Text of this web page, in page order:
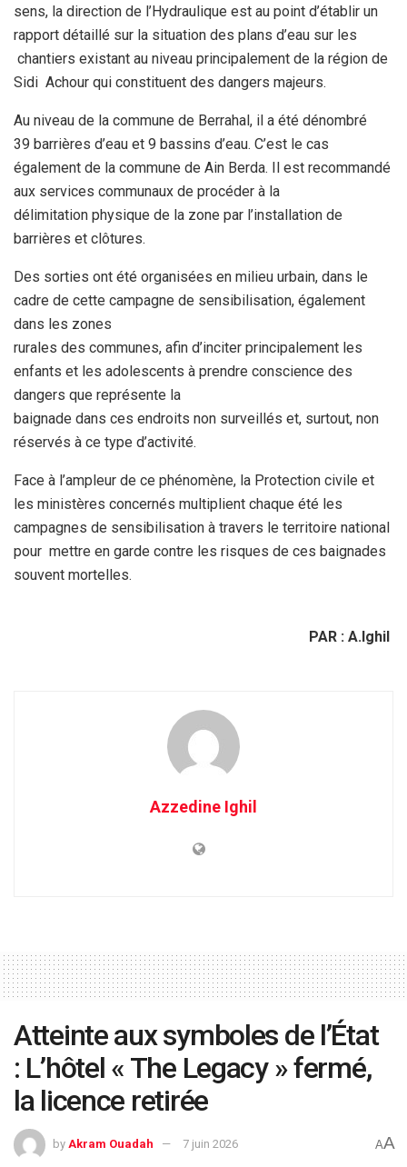
sens, la direction de l’Hydraulique est au point d’établir un
rapport détaillé sur la situation des plans d’eau sur les
chantiers existant au niveau principalement de la région de
Sidi Achour qui constituent des dangers majeurs.
Au niveau de la commune de Berrahal, il a été dénombré
39 barrières d’eau et 9 bassins d’eau. C’est le cas
également de la commune de Ain Berda. Il est recommandé
aux services communaux de procéder à la
délimitation physique de la zone par l’installation de
barrières et clôtures.
Des sorties ont été organisées en milieu urbain, dans le
cadre de cette campagne de sensibilisation, également
dans les zones
rurales des communes, afin d’inciter principalement les
enfants et les adolescents à prendre conscience des
dangers que représente la
baignade dans ces endroits non surveillés et, surtout, non
réservés à ce type d’activité.
Face à l’ampleur de ce phénomène, la Protection civile et
les ministères concernés multiplient chaque été les
campagnes de sensibilisation à travers le territoire national
pour mettre en garde contre les risques de ces baignades
souvent mortelles.
PAR : A.Ighil
Azzedine Ighil
Atteinte aux symboles de l’État
: L’hôtel « The Legacy » fermé,
la licence retirée
by Akram Ouadah 7 juin 2026 AA